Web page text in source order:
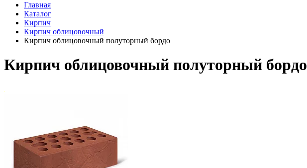
Главная
Каталог
Кирпич
Кирпич облицовочный
Кирпич облицовочный полуторный бордо
Кирпич облицовочный полуторный бордо